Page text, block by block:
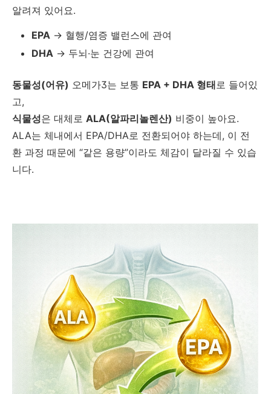
알려져 있어요.
EPA → 혈행/염증 밸런스에 관여
DHA → 두뇌·눈 건강에 관여
동물성(어유) 오메가3는 보통 EPA + DHA 형태 로 들어있
고,
식물성은 대체로 ALA(알파리놀렌산) 비중이 높아요.
ALA는 체내에서 EPA/DHA로 전환되어야 하는데, 이 전
환 과정 때문에 “같은 용량”이라도 체감이 달라질 수 있습
니다.